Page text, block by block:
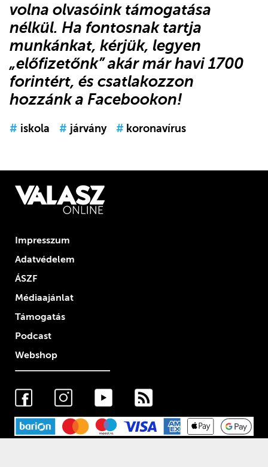
volna olvasóink támogatása
nélkül. Ha fontosnak tartja
munkánkat, kérjük, legyen
„előfizetőnk”akár már havi 1700
forintért, és csatlakozzon
hozzánk a Facebookon!
# iskola # járvány # koronavírus
Impresszum
Adatvédelem
ÁSZF
Médiaajánlat
Támogatás
Podcast
Webshop